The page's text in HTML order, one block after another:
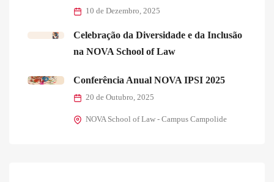
10 de Dezembro, 2025
Celebração da Diversidade e da Inclusão
na NOVA School of Law
Conferência Anual NOVA IPSI 2025
20 de Outubro, 2025
NOVA School of Law - Campus Campolide